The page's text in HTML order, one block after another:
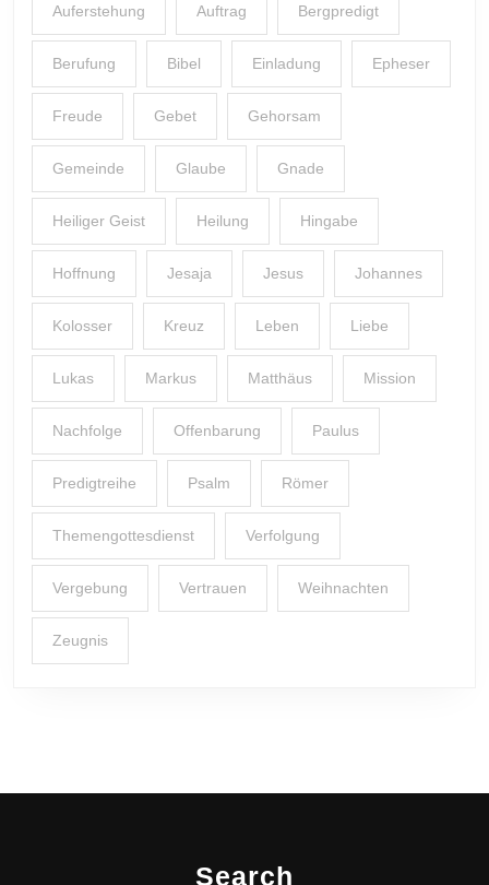
Auferstehung Auftrag Bergpredigt
Berufung Bibel Einladung Epheser
Freude Gebet Gehorsam
Gemeinde Glaube Gnade
Heiliger Geist Heilung Hingabe
Hoffnung Jesaja Jesus Johannes
Kolosser Kreuz Leben Liebe
Lukas Markus Matthäus Mission
Nachfolge Offenbarung Paulus
Predigtreihe Psalm Römer
Themengottesdienst Verfolgung
Vergebung Vertrauen Weihnachten
Zeugnis
Search